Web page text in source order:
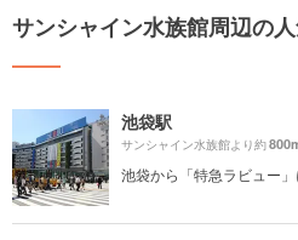
サンシャイン水族館周辺の
池袋駅
サンシャイン水族館より約
池袋から「特急ラビュー